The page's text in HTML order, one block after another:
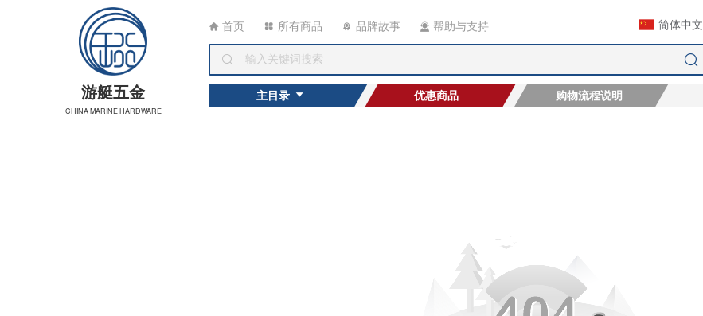
游艇五金
CHINA MARINE HARDWARE
首页 所有商品 品牌故事 帮助与支持 简体中文
主目录
优惠商品 购物流程说明